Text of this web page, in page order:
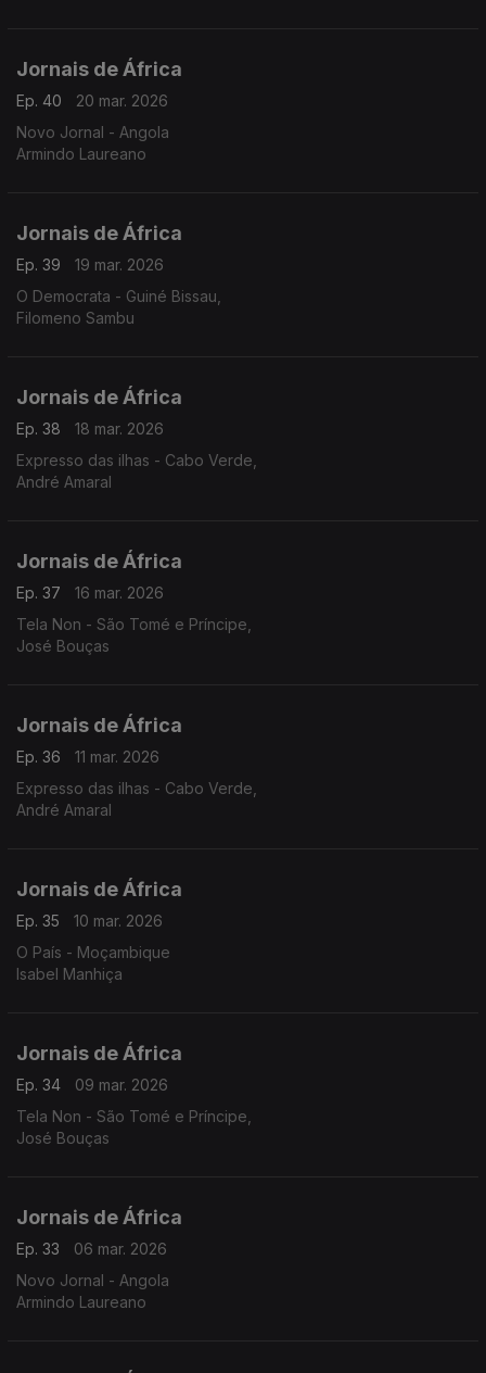
Jornais de África
Ep. 40
20 mar. 2026
Novo Jornal - Angola
Armindo Laureano
Jornais de África
Ep. 39
19 mar. 2026
O Democrata - Guiné Bissau,
Filomeno Sambu
Jornais de África
Ep. 38
18 mar. 2026
Expresso das ilhas - Cabo Verde,
André Amaral
Jornais de África
Ep. 37
16 mar. 2026
Tela Non - São Tomé e Príncipe,
José Bouças
Jornais de África
Ep. 36
11 mar. 2026
Expresso das ilhas - Cabo Verde,
André Amaral
Jornais de África
Ep. 35
10 mar. 2026
O País - Moçambique
Isabel Manhiça
Jornais de África
Ep. 34
09 mar. 2026
Tela Non - São Tomé e Príncipe,
José Bouças
Jornais de África
Ep. 33
06 mar. 2026
Novo Jornal - Angola
Armindo Laureano